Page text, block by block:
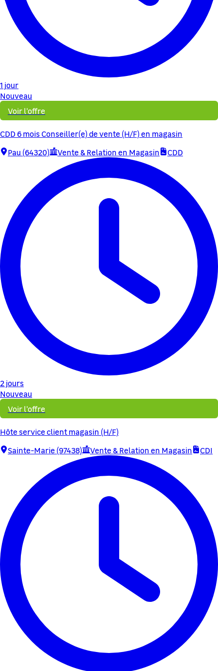
1 jour
Nouveau
Voir l'offre
CDD 6 mois Conseiller(e) de vente (H/F) en magasin
Pau (64320)
Vente & Relation en Magasin CDD
2 jours
Nouveau
Voir l'offre
Hôte service client magasin (H/F)
Sainte-Marie (97438)
Vente & Relation en Magasin CDI